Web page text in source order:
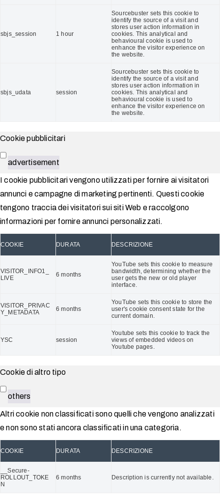
sbjs_session 1 hour
Sourcebuster sets this cookie to
identify the source of a visit and
stores user action information in
cookies. This analytical and
behavioural cookie is used to
enhance the visitor experience on
the website.
sbjs_udata session
Sourcebuster sets this cookie to
identify the source of a visit and
stores user action information in
cookies. This analytical and
behavioural cookie is used to
enhance the visitor experience on
the website.
Cookie pubblicitari
advertisement
I cookie pubblicitari vengono utilizzati per fornire ai visitatori
annunci e campagne di marketing pertinenti. Questi cookie
tengono traccia dei visitatori sui siti Web e raccolgono
informazioni per fornire annunci personalizzati.
COOKIE DURATA DESCRIZIONE
VISITOR_INFO1_
LIVE
6 months
YouTube sets this cookie to measure
bandwidth, determining whether the
user gets the new or old player
interface.
VISITOR_PRIVAC
Y_METADATA
6 months
YouTube sets this cookie to store the
user's cookie consent state for the
current domain.
YSC session
Youtube sets this cookie to track the
views of embedded videos on
Youtube pages.
Cookie di altro tipo
others
Altri cookie non classificati sono quelli che vengono analizzati
e non sono stati ancora classificati in una categoria.
COOKIE DURATA DESCRIZIONE
__Secure-
ROLLOUT_TOKE
N
6 months Description is currently not available.